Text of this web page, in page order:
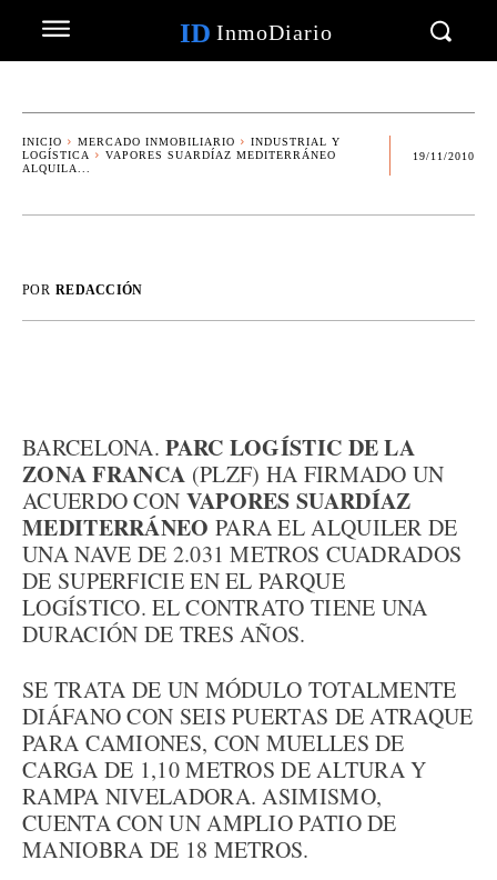
ID InmoDiario
INICIO MERCADO INMOBILIARIO
INDUSTRIAL Y
LOGÍSTICA
VAPORES SUARDÍAZ MEDITERRÁNEO
ALQUILA...
19/11/2010
POR REDACCIÓN
BARCELONA. PARC LOGÍSTIC DE LA
ZONA FRANCA (PLZF) HA FIRMADO UN
ACUERDO CON VAPORES SUARDÍAZ
MEDITERRÁNEO PARA EL ALQUILER DE
UNA NAVE DE 2.031 METROS CUADRADOS
DE SUPERFICIE EN EL PARQUE
LOGÍSTICO. EL CONTRATO TIENE UNA
DURACIÓN DE TRES AÑOS.
SE TRATA DE UN MÓDULO TOTALMENTE
DIÁFANO CON SEIS PUERTAS DE ATRAQUE
PARA CAMIONES, CON MUELLES DE
CARGA DE 1,10 METROS DE ALTURA Y
RAMPA NIVELADORA. ASIMISMO,
CUENTA CON UN AMPLIO PATIO DE
MANIOBRA DE 18 METROS.